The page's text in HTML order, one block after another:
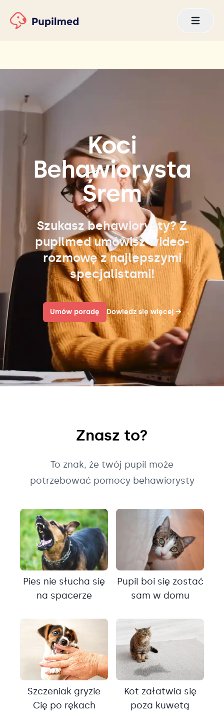
Koci
Behawiorysta
Śrem
Szukasz behawiorysty? Z
pupilmed umówisz wideo-
rozmowę z najlepszymi
specjalistami!
Umów poradę Dowiedz się więcej →
Znasz to?
To znak, że twój pupil może
potrzebować pomocy behawiorysty
Pies nie słucha się
na spacerze
Pupil boi się zostać
sam w domu
Szczeniak gryzie
Cię po rękach
Kot załatwia się
poza kuwetą